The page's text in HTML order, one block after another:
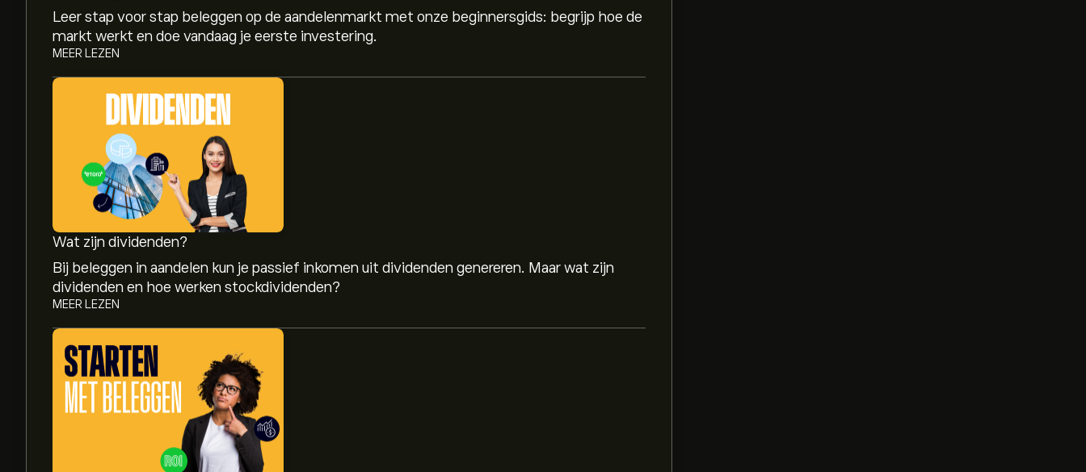
Leer stap voor stap beleggen op de aandelenmarkt met onze beginnersgids: begrijp hoe de
markt werkt en doe vandaag je eerste investering.
MEER LEZEN
Wat zijn dividenden?
Bij beleggen in aandelen kun je passief inkomen uit dividenden genereren. Maar wat zijn
dividenden en hoe werken stockdividenden?
MEER LEZEN
De huidige koers van CAR is 138.35‎$‎.
Het gemiddelde koersdoel voor Avis Budget Group Inc is 138.35‎$‎.